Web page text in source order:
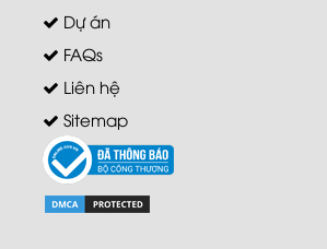
Dự án
FAQs
Liên hệ
Sitemap